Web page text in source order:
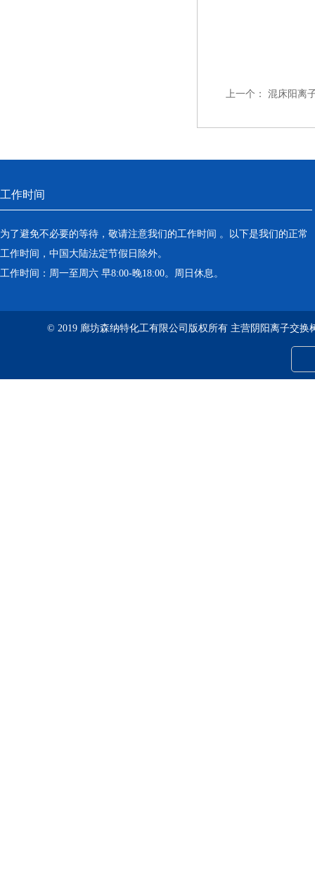
上一个： 混床阳离
工作时间
为了避免不必要的等待，敬请注意我们的工作时间 。以下是我们的正常
工作时间，中国大陆法定节假日除外。
工作时间：周一至周六 早8:00-晚18:00。周日休息。
© 2019 廊坊森纳特化工有限公司版权所有 主营阴阳离子交换